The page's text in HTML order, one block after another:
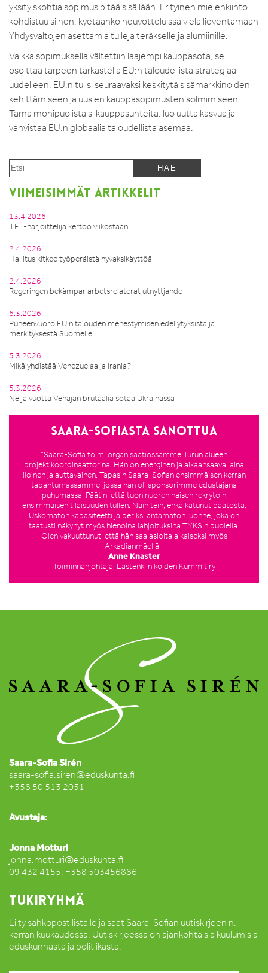
yksityiskohtia sopimus pitää sisällään. Erityinen mielenkiinto
kohdistuu siihen, kyetäänkö neuvotteluissa vielä lieventämään
Yhdysvaltojen asettamia tulleja teräkselle ja alumiinille.
Vaikka sopimuksella vältettiin laajempi kauppasota, se
osoittaa tarpeen tarkastella EU:n taloudellista strategiaa
uudelleen. EU:n tulisi seuraavaksi keskitytä sisämarkkinoiden
kehittämiseen ja uusien kauppasopimusten solmimiseen.
Tämä monipuolistaisi kauppasuhteita, luo uutta kasvua ja
vahvistaa EU:n globaalia taloudellista asemaa.
VIIMEISIMMÄT ARTIKKELIT
13.4.2026
TET-harjoittelija kertoo viikostaan
2.4.2026
Hallitus kitkee työperäistä hyväksikäyttöä
2.4.2026
Regeringen bekämpar arbetsrelaterat utnyttjande
6.3.2026
Puheenvuoro EU:n talouden menestymisen edellytyksistä ja
merkityksestä Suomelle
5.3.2026
Mikä yhdistää Venezuelaa ja Irania?
5.3.2026
Neljä vuotta Venäjän brutaalia sotaa Ukrainassa
Saara-Sofiasta sanottua
”Saara-Sofia toimi organisaatiossamme Turun alueen
projektikoordinaattorina. Hän on energinen ja aikaansaava, aina
iloinen ja auttavainen. Tapasin Saara-Sofian ensimmäisen kerran
tapahtumassamme, jossa hän oli sponsorimme edustajana
puhumassa. Päätin, että tuon nuoren naisen rekrytoin
ensimmäisen tilaisuuden tullen. Näin tein, enkä katunut päätöstä.
Uskomaton kapasiteetti ja periksi antamaton luonne, joka on
taatusti näkynyt myös hienoina lahjoituksina TYKS:n puolella.
Olen vakuuttunut, että hän saa asioita aikaiseksi myös
Arkadianmäellä.”
Anne Knaster
Toiminnanjohtaja, Lastenklinikoiden Kummit ry
Saara-Sofia Sirén
saara-sofia.siren@eduskunta.fi
+358 50 513 2051
Avustaja:
Jonna Motturi
jonna.motturi@eduskunta.fi
09 432 4155, +358 503456886
TUKIRYHMÄ
Liity sähköpostilistalle ja saat Saara-Sofian uutiskirjeen n.
kerran kuukaudessa. Uutiskirjeessä on ajankohtaisia kuulumisia
eduskunnasta ja politiikasta.